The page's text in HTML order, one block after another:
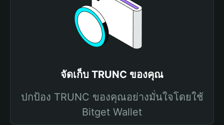
จัดเก็บ TRUNC ของคุณ
ปกป้อง TRUNC ของคุณอย่างมั่นใจโดยใช้
Bitget Wallet